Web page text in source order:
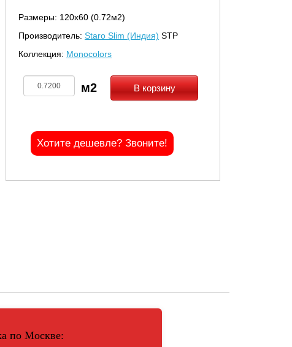
Размеры: 120х60 (0.72м2)
Производитель: Staro Slim (Индия) STP
Коллекция: Monocolors
В корзину
Хотите дешевле? Звоните!
по Москве: